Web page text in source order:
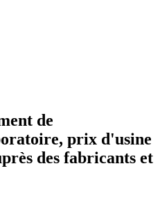
de
prix d'usine
des fabricants et